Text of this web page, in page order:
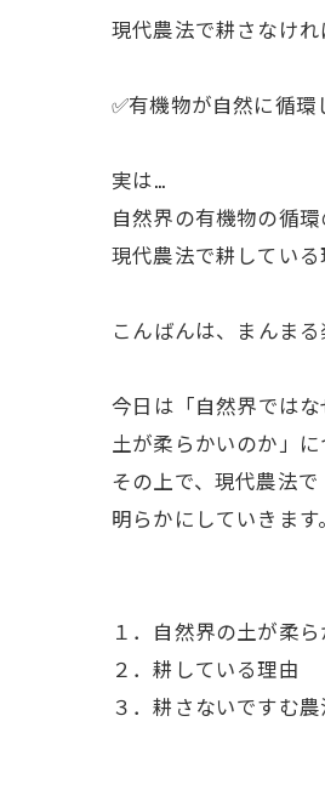
現代農法で耕さなけれ
✅有機物が自然に循
ㅤ実は…
自然界の有機物の循環
現代農法で耕している
ㅤこんばんは、まんま
ㅤ今日は「自然界では
土が柔らかいのか」に
その上で、現代農法
明らかにしていきます。
１．自然界の土が柔
２．耕している理由
３．耕さないですむ農